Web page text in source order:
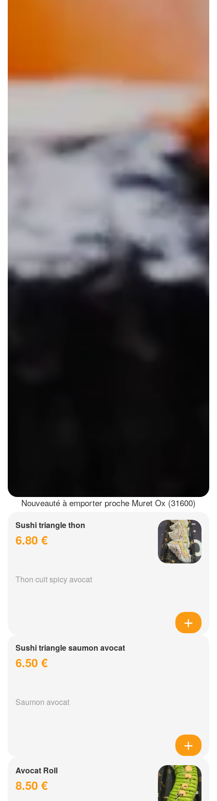
Nouveauté à emporter proche Muret Ox (31600)
Sushi triangle thon
6.80 €
Thon cuit spicy avocat
Sushi triangle saumon avocat
6.50 €
Saumon avocat
Avocat Roll
8.50 €